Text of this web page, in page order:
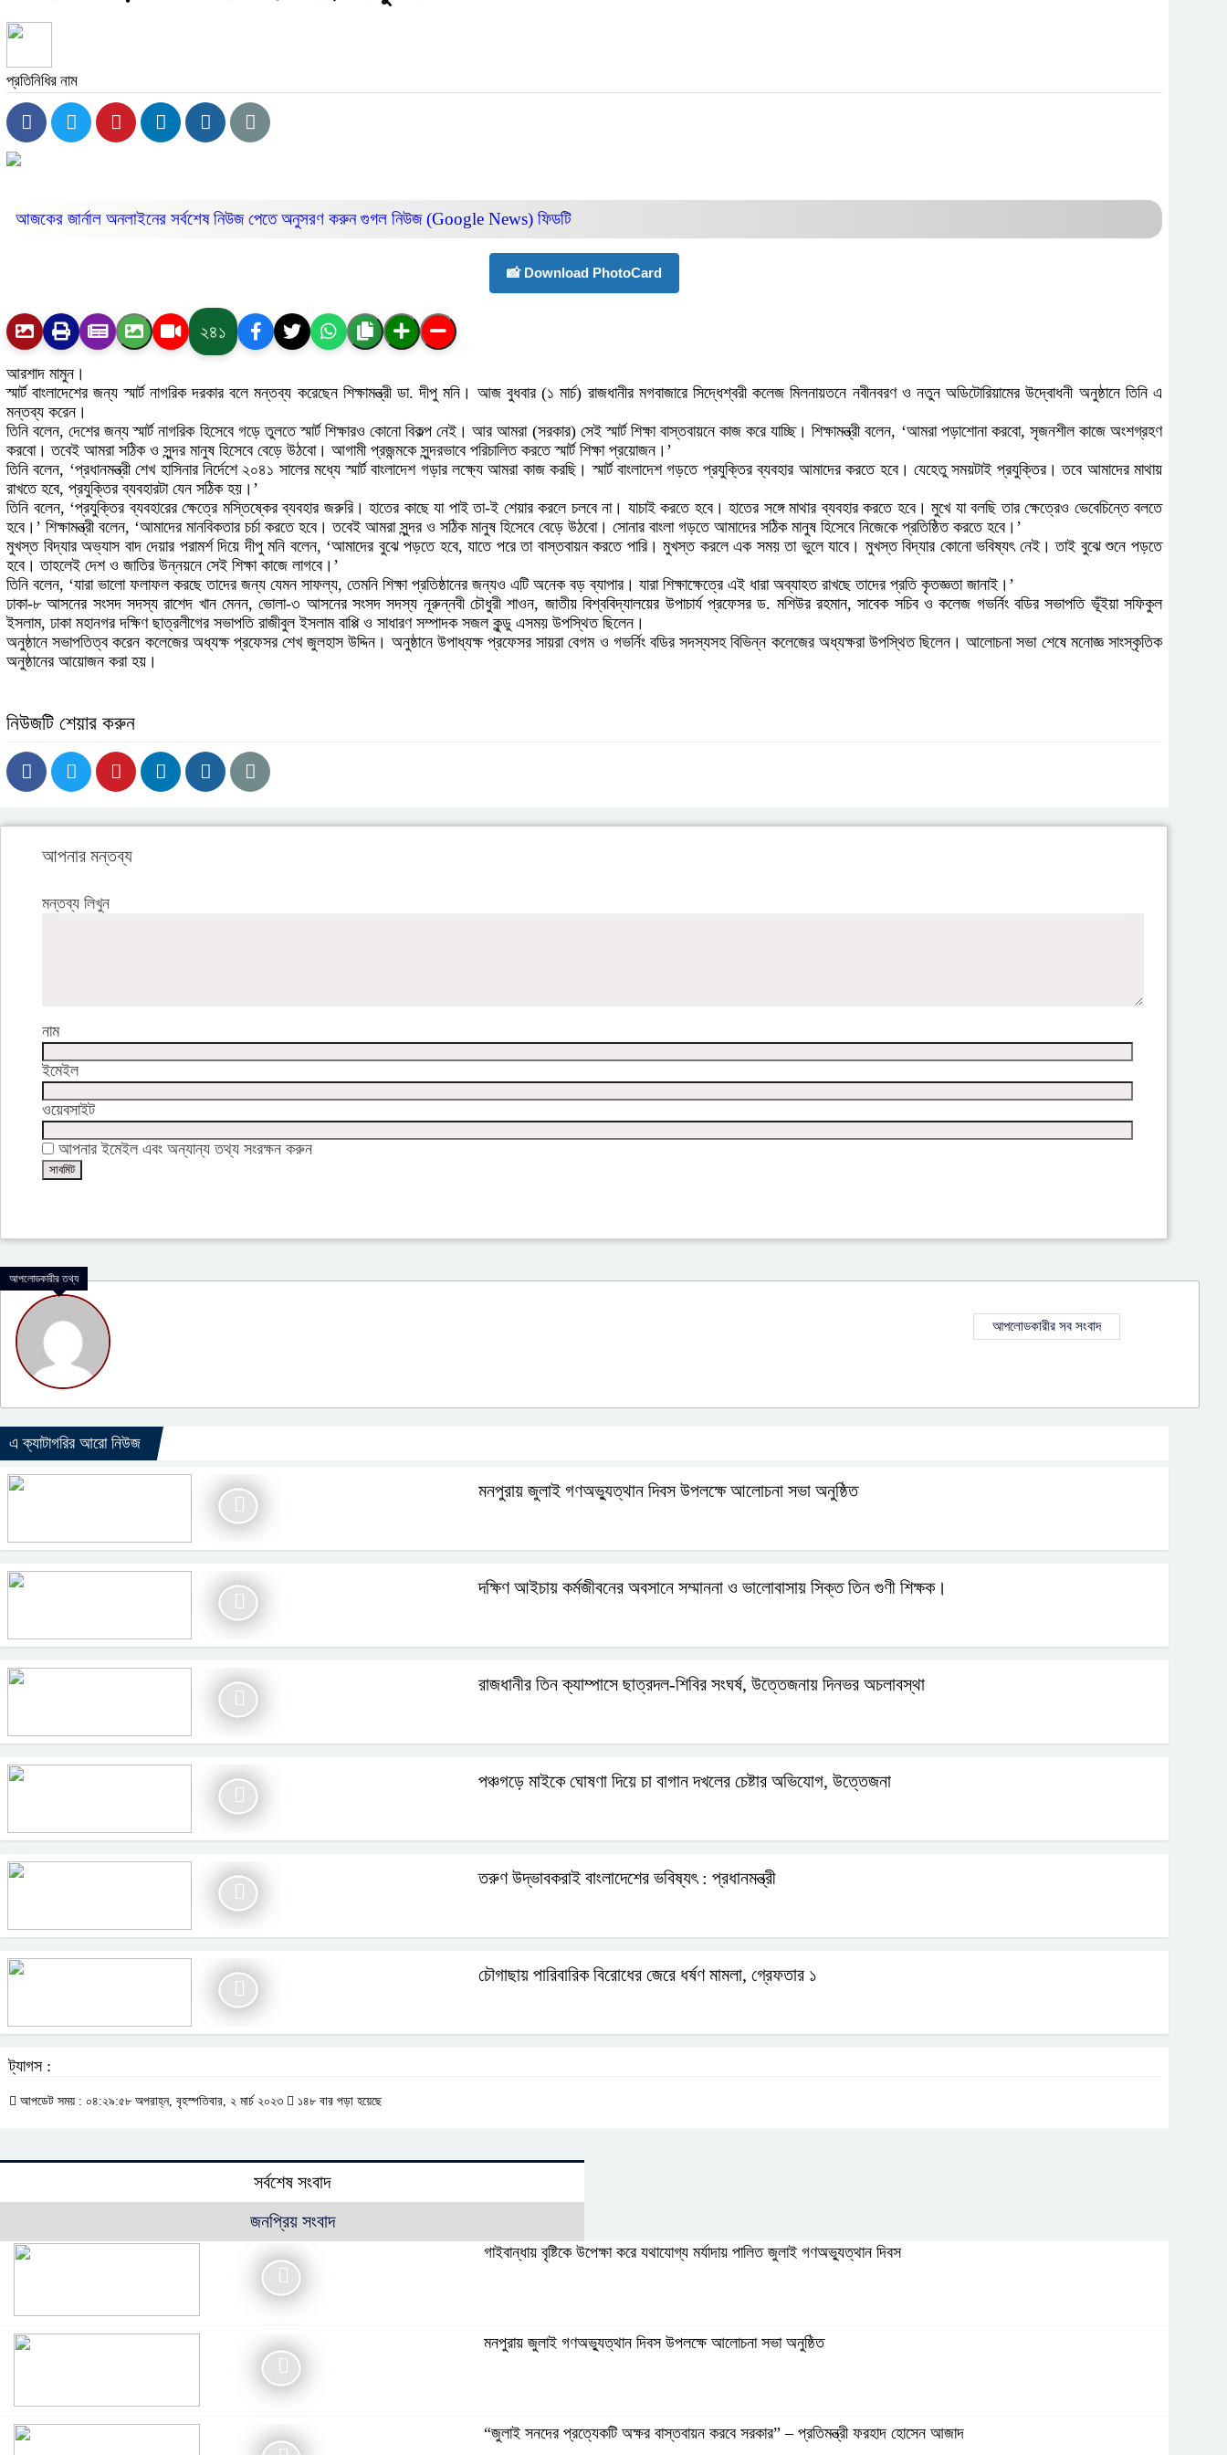
প্রতিনিধির নাম
আজকের জার্নাল অনলাইনের সর্বশেষ নিউজ পেতে অনুসরণ করুনগুগল নিউজ (Google News) ফিডটি
📸 Download PhotoCard
২৪১
আরশাদ মামুন।
স্মার্ট বাংলাদেশের জন্য স্মার্ট নাগরিক দরকার বলে মন্তব্য করেছেন শিক্ষামন্ত্রী ডা. দীপু মনি। আজ বুধবার (১ মার্চ) রাজধানীর মগবাজারে সিদ্ধেশ্বরী কলেজ মিলনায়তনে নবীনবরণ ও নতুন অডিটোরিয়ামের উদ্বোধনী অনুষ্ঠানে তিনি এ
মন্তব্য করেন।
তিনি বলেন, দেশের জন্য স্মার্ট নাগরিক হিসেবে গড়ে তুলতে স্মার্ট শিক্ষারও কোনো বিকল্প নেই। আর আমরা (সরকার) সেই স্মার্ট শিক্ষা বাস্তবায়নে কাজ করে যাচ্ছি। শিক্ষামন্ত্রী বলেন, ‘আমরা পড়াশোনা করবো, সৃজনশীল কাজে অংশগ্রহণ
করবো। তবেই আমরা সঠিক ও সুন্দর মানুষ হিসেবে বেড়ে উঠবো। আগামী প্রজন্মকে সুন্দরভাবে পরিচালিত করতে স্মার্ট শিক্ষা প্রয়োজন।’
তিনি বলেন, ‘প্রধানমন্ত্রী শেখ হাসিনার নির্দেশে ২০৪১ সালের মধ্যে স্মার্ট বাংলাদেশ গড়ার লক্ষ্যে আমরা কাজ করছি। স্মার্ট বাংলাদেশ গড়তে প্রযুক্তির ব্যবহার আমাদের করতে হবে। যেহেতু সময়টাই প্রযুক্তির। তবে আমাদের মাথায়
রাখতে হবে, প্রযুক্তির ব্যবহারটা যেন সঠিক হয়।’
তিনি বলেন, ‘প্রযুক্তির ব্যবহারের ক্ষেত্রে মস্তিষ্কের ব্যবহার জরুরি। হাতের কাছে যা পাই তা-ই শেয়ার করলে চলবে না। যাচাই করতে হবে। হাতের সঙ্গে মাথার ব্যবহার করতে হবে। মুখে যা বলছি তার ক্ষেত্রেও ভেবেচিন্তে বলতে
হবে।’ শিক্ষামন্ত্রী বলেন, ‘আমাদের মানবিকতার চর্চা করতে হবে। তবেই আমরা সুন্দর ও সঠিক মানুষ হিসেবে বেড়ে উঠবো। সোনার বাংলা গড়তে আমাদের সঠিক মানুষ হিসেবে নিজেকে প্রতিষ্ঠিত করতে হবে।’
মুখস্ত বিদ্যার অভ্যাস বাদ দেয়ার পরামর্শ দিয়ে দীপু মনি বলেন, ‘আমাদের বুঝে পড়তে হবে, যাতে পরে তা বাস্তবায়ন করতে পারি। মুখস্ত করলে এক সময় তা ভুলে যাবে। মুখস্ত বিদ্যার কোনো ভবিষ্যৎ নেই। তাই বুঝে শুনে পড়তে
হবে। তাহলেই দেশ ও জাতির উন্নয়নে সেই শিক্ষা কাজে লাগবে।’
তিনি বলেন, ‘যারা ভালো ফলাফল করছে তাদের জন্য যেমন সাফল্য, তেমনি শিক্ষা প্রতিষ্ঠানের জন্যও এটি অনেক বড় ব্যাপার। যারা শিক্ষাক্ষেত্রে এই ধারা অব্যাহত রাখছে তাদের প্রতি কৃতজ্ঞতা জানাই।’
ঢাকা-৮ আসনের সংসদ সদস্য রাশেদ খান মেনন, ভোলা-৩ আসনের সংসদ সদস্য নূরুন্নবী চৌধুরী শাওন, জাতীয় বিশ্ববিদ্যালয়ের উপাচার্য প্রফেসর ড. মশিউর রহমান, সাবেক সচিব ও কলেজ গভর্নিং বডির সভাপতি ভূঁইয়া সফিকুল
ইসলাম, ঢাকা মহানগর দক্ষিণ ছাত্রলীগের সভাপতি রাজীবুল ইসলাম বাপ্পি ও সাধারণ সম্পাদক সজল কুন্ডু এসময় উপস্থিত ছিলেন।
অনুষ্ঠানে সভাপতিত্ব করেন কলেজের অধ্যক্ষ প্রফেসর শেখ জুলহাস উদ্দিন। অনুষ্ঠানে উপাধ্যক্ষ প্রফেসর সায়রা বেগম ও গভর্নিং বডির সদস্যসহ বিভিন্ন কলেজের অধ্যক্ষরা উপস্থিত ছিলেন। আলোচনা সভা শেষে মনোজ্ঞ সাংস্কৃতিক
অনুষ্ঠানের আয়োজন করা হয়।
নিউজটি শেয়ার করুন
আপনার মন্তব্য
মন্তব্য লিখুন
নাম
ইমেইল
ওয়েবসাইট
আপনার ইমেইল এবং অন্যান্য তথ্য সংরক্ষন করুন
আপলোডকারীর তথ্য
আপলোডকারীর সব সংবাদ
এ ক্যাটাগরির আরো নিউজ
মনপুরায় জুলাই গণঅভ্যুত্থান দিবস উপলক্ষে আলোচনা সভা অনুষ্ঠিত
দক্ষিণ আইচায় কর্মজীবনের অবসানে সম্মাননা ও ভালোবাসায় সিক্ত তিন গুণী শিক্ষক।
রাজধানীর তিন ক্যাম্পাসে ছাত্রদল-শিবির সংঘর্ষ, উত্তেজনায় দিনভর অচলাবস্থা
পঞ্চগড়ে মাইকে ঘোষণা দিয়ে চা বাগান দখলের চেষ্টার অভিযোগ, উত্তেজনা
তরুণ উদ্ভাবকরাই বাংলাদেশের ভবিষ্যৎ : প্রধানমন্ত্রী
চৌগাছায় পারিবারিক বিরোধের জেরে ধর্ষণ মামলা, গ্রেফতার ১
ট্যাগস :
আপডেট সময় : ০৪:২৯:৫৮ অপরাহ্ন, বৃহস্পতিবার, ২ মার্চ ২০২৩ ১৪৮ বার পড়া হয়েছে
সর্বশেষ সংবাদ
জনপ্রিয় সংবাদ
গাইবান্ধায় বৃষ্টিকে উপেক্ষা করে যথাযোগ্য মর্যাদায় পালিত জুলাই গণঅভ্যুত্থান দিবস
মনপুরায় জুলাই গণঅভ্যুত্থান দিবস উপলক্ষে আলোচনা সভা অনুষ্ঠিত
“জুলাই সনদের প্রত্যেকটি অক্ষর বাস্তবায়ন করবে সরকার” – প্রতিমন্ত্রী ফরহাদ হোসেন আজাদ